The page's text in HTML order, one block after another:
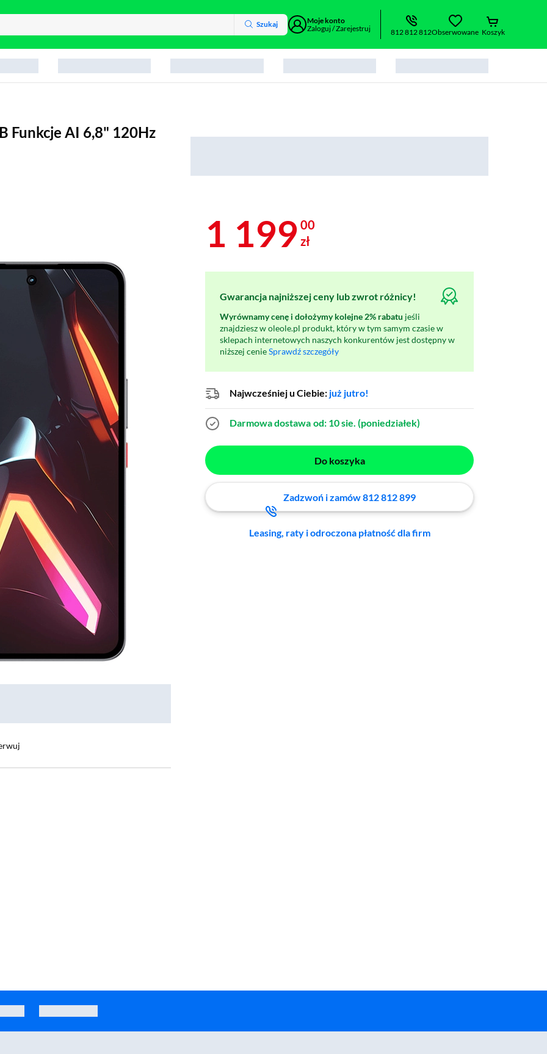
Szukaj
Moje konto
Zaloguj / Zarejestruj
812 812 812Obserwowane Koszyk
Funkcje AI 6,8" 120Hz
1 199 00
zł
Gwarancja najniższej ceny lub zwrot różnicy!
Wyrównamy cenę i dołożymy kolejne 2% rabatu jeśli
znajdziesz w oleole.pl produkt, który w tym samym czasie w
sklepach internetowych naszych konkurentów jest dostępny w
niższej cenieSprawdź szczegóły
Najwcześniej u Ciebie: już jutro!
Darmowa dostawa od: 10 sie. (poniedziałek)
Do koszyka
Zadzwoń i zamów 812 812 899
Leasing, raty i odroczona płatność dla firm